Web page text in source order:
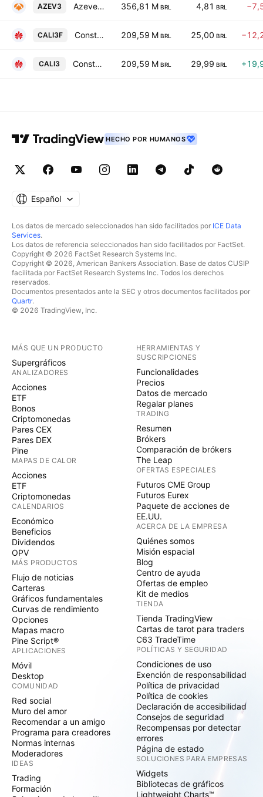
AZEV3 Azevedo & Travassos SA 356,81 M BRL 4,81 BRL
CALI3F Construtora Adolpho Lindenberg SA 209,59 M BRL 25,00 BRL
CALI3 Construtora Adolpho Lindenberg SA 209,59 M BRL 29,99 BRL
HECHO POR HUMANOS
Español
Los datos de mercado seleccionados han sido facilitados por ICE Data
Services.
Los datos de referencia seleccionados han sido facilitados por FactSet.
Copyright © 2026 FactSet Research Systems Inc.
Copyright © 2026, American Bankers Association. Base de datos CUSIP
facilitada por FactSet Research Systems Inc. Todos los derechos
reservados.
Documentos presentados ante la SEC y otros documentos facilitados por
Quartr.
© 2026 TradingView, Inc.
MÁS QUE UN PRODUCTO
Supergráficos
ANALIZADORES
Acciones
ETF
Bonos
Criptomonedas
Pares CEX
Pares DEX
Pine
MAPAS DE CALOR
Acciones
ETF
Criptomonedas
CALENDARIOS
Económico
Beneficios
Dividendos
OPV
MÁS PRODUCTOS
Flujo de noticias
Carteras
Gráficos fundamentales
Curvas de rendimiento
Opciones
Mapas macro
Pine Script®
APLICACIONES
Móvil
Desktop
COMUNIDAD
Red social
Muro del amor
Recomendar a un amigo
Programa para creadores
Normas internas
Moderadores
IDEAS
Trading
Formación
HERRAMIENTAS Y
SUSCRIPCIONES
Funcionalidades
Precios
Datos de mercado
Regalar planes
TRADING
Resumen
Brókers
Comparación de brókers
The Leap
OFERTAS ESPECIALES
Futuros CME Group
Futuros Eurex
Paquete de acciones de
EE.UU.
ACERCA DE LA EMPRESA
Quiénes somos
Misión espacial
Blog
Centro de ayuda
Ofertas de empleo
Kit de medios
TIENDA
Tienda TradingView
Cartas de tarot para traders
C63 TradeTime
POLÍTICAS Y SEGURIDAD
Condiciones de uso
Exención de responsabilidad
Política de privacidad
Política de cookies
Declaración de accesibilidad
Consejos de seguridad
Recompensas por detectar
errores
Página de estado
SOLUCIONES PARA EMPRESAS
Widgets
Bibliotecas de gráficos
Lightweight Charts™